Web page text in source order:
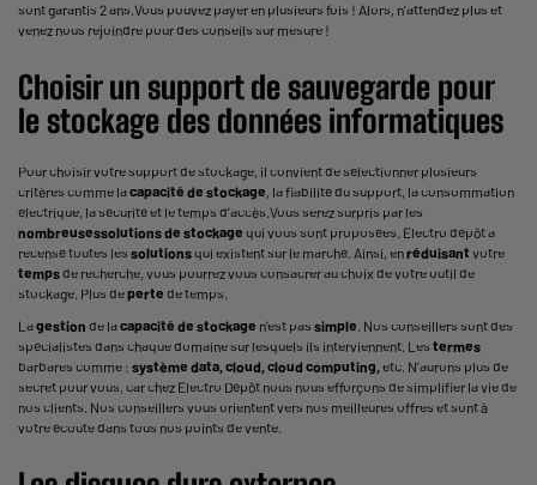
sont garantis 2 ans.Vous pouvez payer en plusieurs fois ! Alors, n’attendez plus et
venez nous rejoindre pour des conseils sur mesure !
Choisir un support de sauvegarde pour
le stockage des données informatiques
Pour choisir votre support de stockage, il convient de sélectionner plusieurs
critères comme lacapacité de stockage, la fiabilité du support, la consommation
électrique, la sécurité et le temps d’accès.Vous serez surpris par les
nombreusessolutions de stockage qui vous sont proposées. Electro dépôt a
recensé toutes les solutions qui existent sur le marché. Ainsi, enréduisant votre
tempsde recherche, vous pourrez vous consacrer au choix de votre outil de
stockage. Plus deperte de temps.
Lagestion de lacapacité de stockage n’est pas simple. Nos conseillers sont des
spécialistes dans chaque domaine sur lesquels ils interviennent. Les termes
barbares comme : système data, cloud, cloud computing,etc. N’aurons plus de
secret pour vous, car chez Electro Dépôt nous nous efforçons de simplifier la vie de
nos clients. Nos conseillers vous orientent vers nos meilleures offres et sont à
votre écoute dans tous nos points de vente.